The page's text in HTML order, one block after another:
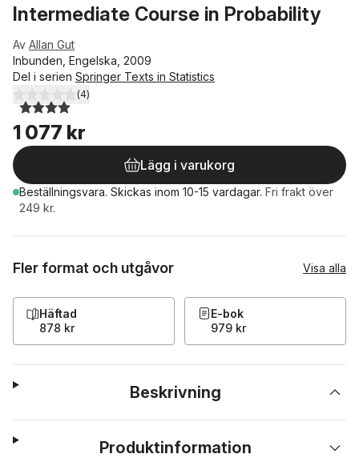
Intermediate Course in Probability
Av Allan Gut
Inbunden, Engelska, 2009
Del i serien Springer Texts in Statistics
4,0utav 5 stjärnor. Totalt antal röster:
(4)
1 077 kr
Lägg i varukorg
Beställningsvara. Skickas inom 10-15 vardagar. Fri frakt över
249 kr.
Fler format och utgåvor Visa alla
Häftad
878 kr
E-bok
979 kr
Beskrivning
Produktinformation